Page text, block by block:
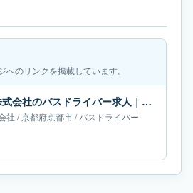
のリンクを掲載しています。
エムケイ観光バス株式会社のバスドライバー求人｜京都府京都市｜月給38万-61万円
社 /京都府京都市/バスドライバー